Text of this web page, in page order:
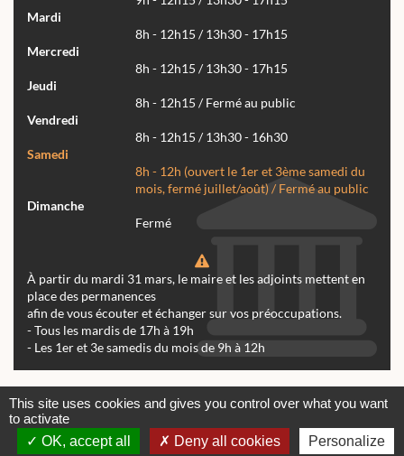
Mardi
8h - 12h15 / 13h30 - 17h15
Mercredi
8h - 12h15 / 13h30 - 17h15
Jeudi
8h - 12h15 / Fermé au public
Vendredi
8h - 12h15 / 13h30 - 16h30
Samedi
8h - 12h (ouvert le 1er et 3ème samedi du
mois, fermé juillet/août) / Fermé au public
Dimanche
Fermé
À partir du mardi 31 mars, le maire et les adjoints mettent en
place des permanences
afin de vous écouter et échanger sur vos préoccupations.
- Tous les mardis de 17h à 19h
- Les 1er et 3e samedis du mois de 9h à 12h
Contactez-nous
Mentions légales
© tous droits réservés Mairie de Réalmont 2024 -
This site uses cookies and gives you control over what you want
to activate
OK, accept all
Deny all cookies Personalize